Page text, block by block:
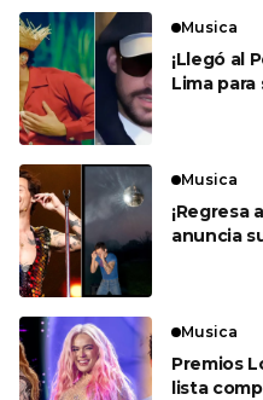
Musica
¡Llegó al
Lima
Musica
¡Regresa
anuncia
Musica
Premios
lista